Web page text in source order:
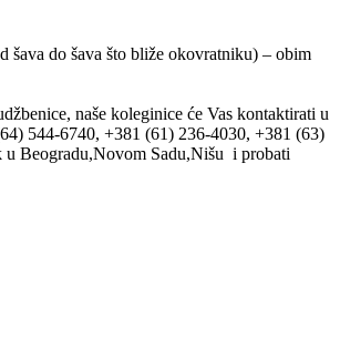
šava do šava što bliže okovratniku) – obim
naše koleginice će Vas kontaktirati u
544-6740, +381 (61) 236-4030, +381 (63)
Beogradu,Novom Sadu,Nišu i probati